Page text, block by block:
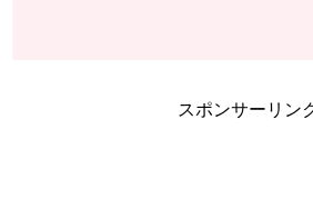
スポンサーリン